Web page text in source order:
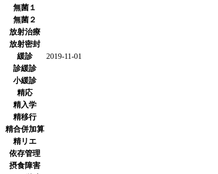
無菌１
無菌２
放射治療
放射密封
緩診
2019-11-01
診緩診
小緩診
精応
精入学
精移行
精合併加算
精リエ
依存管理
摂食障害